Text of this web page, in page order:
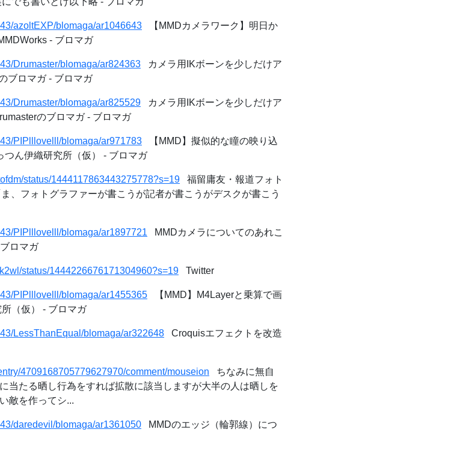
azoltEXP/blomaga/ar1046643 【MMDカメラワーク】明日か
- ブロマガ
Drumaster/blomaga/ar824363 カメラ用IKボーンを少しだけア
ブロマガ - ブロマガ
Drumaster/blomaga/ar825529 カメラ用IKボーンを少しだけア
のブロマガ - ブロマガ
PIPlllovelll/blomaga/ar971783 【MMD】擬似的な瞳の映り込
ん伊織研究所（仮） - ブロマガ
status/1444117863443275778?s=19 福留庸友・報道フォト
、フォトグラファーが書こうが記者が書こうがデスクが書こう
PIPlllovelll/blomaga/ar1897721 MMDカメラについてのあれこ
ロマガ
status/1444226676171304960?s=19 Twitter
PIPlllovelll/blomaga/ar1455365 【MMD】M4Layerと乗算で画
（仮） - ブロマガ
LessThanEqual/blomaga/ar322648 Croquisエフェクトを改造
4709168705779627970/comment/mouseion ちなみに無自
当たる晒し行為をすれば拡散に該当しますが大半の人は晒しを
敵を作ってシ...
daredevil/blomaga/ar1361050 MMDのエッジ（輪郭線）につ